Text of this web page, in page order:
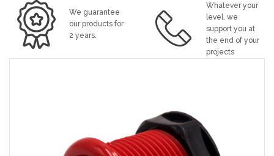
We guarantee
our products for
2 years.
Whatever your
level, we
support you at
the end of your
projects